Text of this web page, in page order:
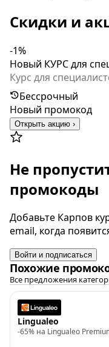
Скидки и
-1%
Новый КУРС для
Курс для
которые хотят не
а внедрять ИИ в
автоматизировать
месяца участники
агентную систему
программирования
профессиональной
Бессрочный
Новый промокод
Открыть акцию ›
Не
промокоды
Добавьте Карпов
email, когда
Войти и подписаться
Похожие
Все предложения
Lingualeo
-65% на Lingualeo